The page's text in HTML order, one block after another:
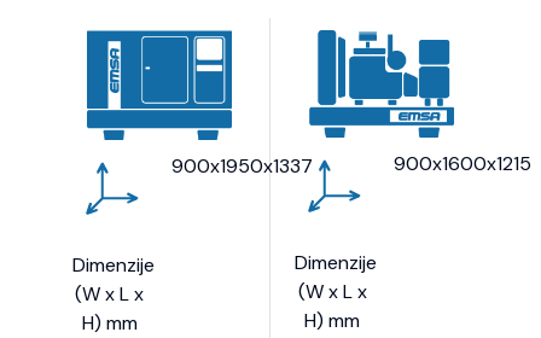
Dimenzije
(W x L x
H) mm
900x1950x1337
Dimenzije
(W x L x
H) mm
900x1600x1215